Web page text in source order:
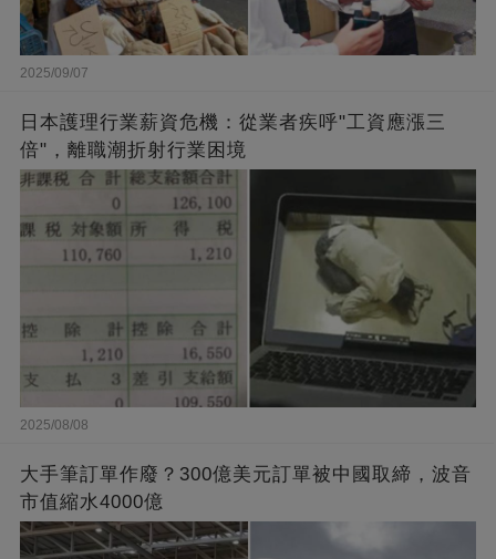
2025/09/07
日本護理行業薪資危機：從業者疾呼"工資應漲三
倍"，離職潮折射行業困境
2025/08/08
大手筆訂單作廢？300億美元訂單被中國取締，波音
市值縮水4000億